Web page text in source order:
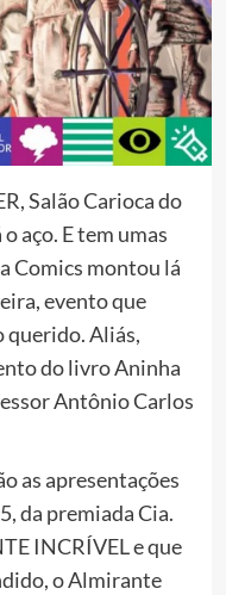
Salão Carioca do
aço. E tem umas
Comics montou lá
evento que
querido. Aliás,
do livro Aninha
Antônio Carlos
as apresentações
da premiada Cia.
INCRÍVEL e que
o Almirante